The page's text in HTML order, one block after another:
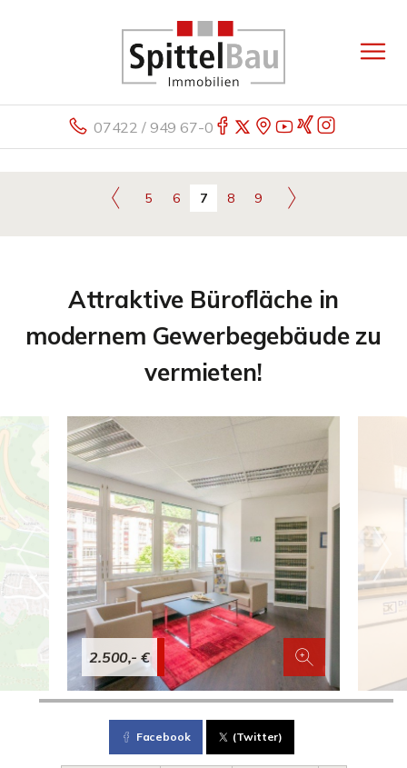
07422 / 949 67-0
5 6 7 8 9
Attraktive Bürofläche in
modernem Gewerbegebäude zu
vermieten!
2.500,- €
Facebook (Twitter)